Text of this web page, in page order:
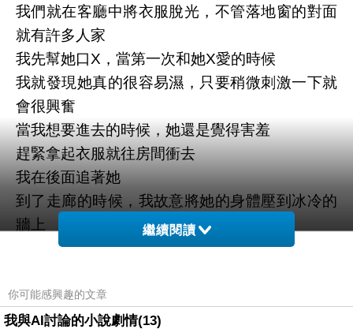
我們就在客廳中將衣服脫光，不管落地窗的對面
就有許多人家
我先幫她口X，當第一次和她X愛的時候
我就發現她真的很容易濕，只要稍微刺激一下就
會很興奮
當我想要進去的時候，她還是覺得害羞
趕緊拿起衣服就往房間衝去
我在後面追著她
到了走廊的時候，我故意將她的身體壓到冰冷的
牆上
然後從後面進去，我們就這樣光溜溜地在走廊上
她興奮地狂叫，我也以更激烈的動作來回應她
但是她還是想進去房內，所以我們就邊X愛邊走
繼續閱讀
你可能感興趣的文章
我與AI討論的小說劇情(13)